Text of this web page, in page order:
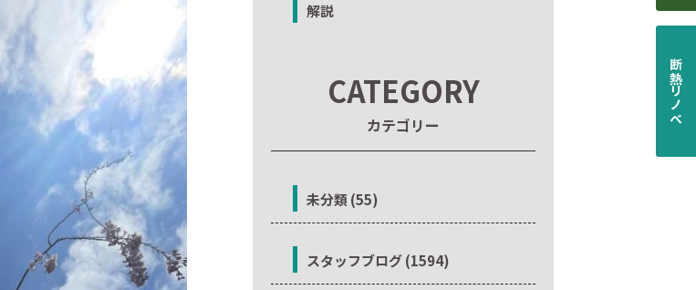
解説
CATEGORY
カテゴリー
未分類 (55)
スタッフブログ (1594)
断熱リノベ